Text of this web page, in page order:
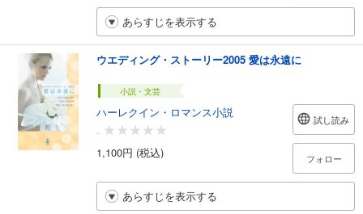
あらすじを表示する
ウエディング・ストーリー2005 愛は永遠に
小説・文芸
ハーレクイン・ロマンス小説
-
1,100円 (税込)
試し読み
フォロー
あらすじを表示する